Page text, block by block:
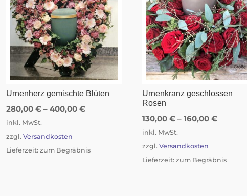
Urnenherz gemischte Blüten
280,00€ –400,00€
inkl. MwSt.
zzgl.Versandkosten
Lieferzeit:zum Begräbnis
Urnenkranz geschlossen
Rosen
130,00€ –160,00€
inkl. MwSt.
zzgl.Versandkosten
Lieferzeit:zum Begräbnis